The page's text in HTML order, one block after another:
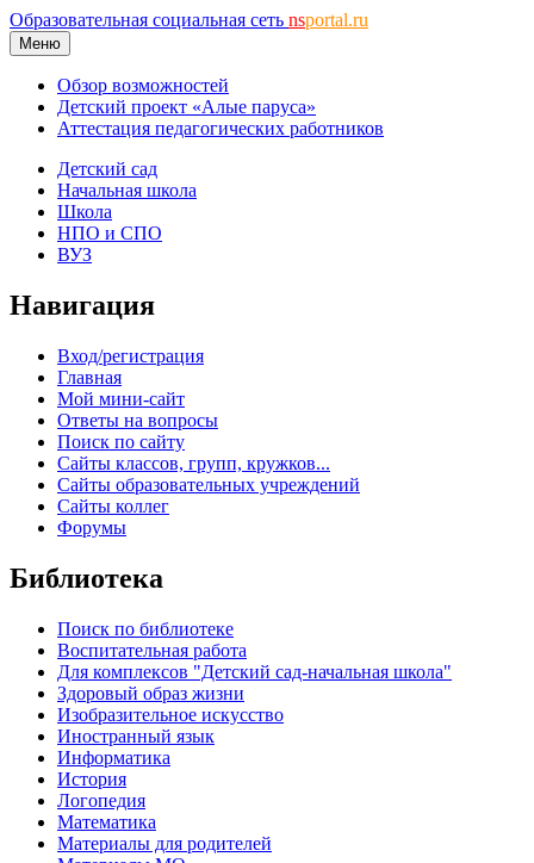
Образовательная социальная сеть nsportal.ru
Меню
Обзор возможностей
Детский проект «Алые паруса»
Аттестация педагогических работников
Детский сад
Начальная школа
Школа
НПО и СПО
ВУЗ
Навигация
Вход/регистрация
Главная
Мой мини-сайт
Ответы на вопросы
Поиск по сайту
Сайты классов, групп, кружков...
Сайты образовательных учреждений
Сайты коллег
Форумы
Библиотека
Поиск по библиотеке
Воспитательная работа
Для комплексов "Детский сад-начальная школа"
Здоровый образ жизни
Изобразительное искусство
Иностранный язык
Информатика
История
Логопедия
Математика
Материалы для родителей